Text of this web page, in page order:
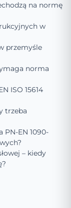
na normę
w
przemyśle
norma
ISO 15614
trzeba
PN-EN 1090-
– kiedy